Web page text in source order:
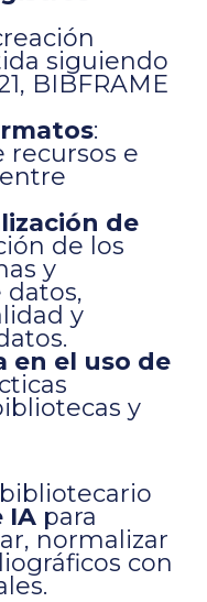
siguiendo
BIBFRAME
:
recursos e
de
de los
y
y
en el uso de
y
IA para
normalizar
con